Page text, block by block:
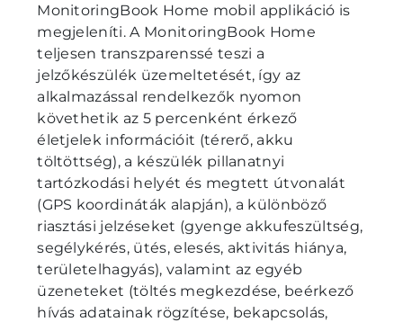
MonitoringBook Home mobil applikáció is
megjeleníti. A MonitoringBook Home
teljesen transzparenssé teszi a
jelzőkészülék üzemeltetését, így az
alkalmazással rendelkezők nyomon
követhetik az 5 percenként érkező
életjelek információit (térerő, akku
töltöttség), a készülék pillanatnyi
tartózkodási helyét és megtett útvonalát
(GPS koordináták alapján), a különböző
riasztási jelzéseket (gyenge akkufeszültség,
segélykérés, ütés, elesés, aktivitás hiánya,
területelhagyás), valamint az egyéb
üzeneteket (töltés megkezdése, beérkező
hívás adatainak rögzítése, bekapcsolás,